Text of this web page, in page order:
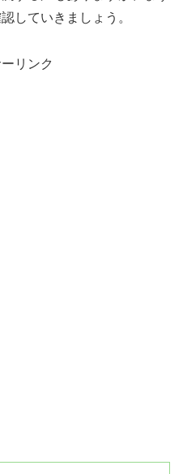
していきましょう。
リンク